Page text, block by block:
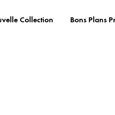
Collection Bons Plans